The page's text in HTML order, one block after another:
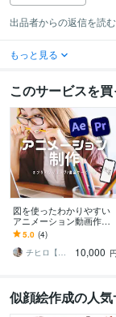
出品者からの返信を読む
もっと見る
このサービスを
図を使ったわかりやすい
アニメーション動画作り
ます ☆サービス紹介や社
内でのプレゼン用におす
すめです☆☆
5.0 (4)
チヒロ【WONK】
10,000 円
似顔絵作成の人